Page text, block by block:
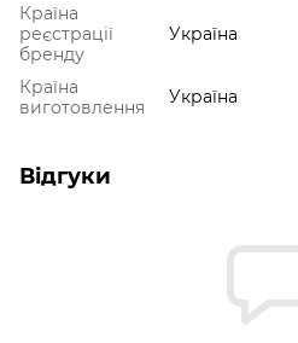
Країна
реєстрації
бренду
Україна
Країна
виготовлення
Україна
Відгуки